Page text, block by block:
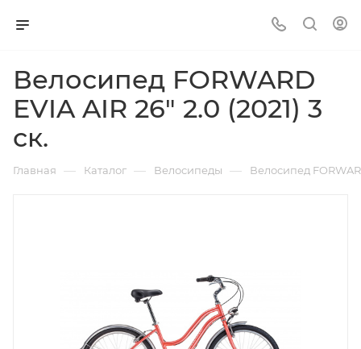
Велосипед FORWARD
EVIA AIR 26" 2.0 (2021) 3
ск.
Главная — Каталог — Велосипеды — Велосипед